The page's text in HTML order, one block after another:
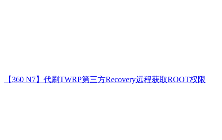
【360 N7】代刷TWRP第三方Recovery远程获取ROOT权限